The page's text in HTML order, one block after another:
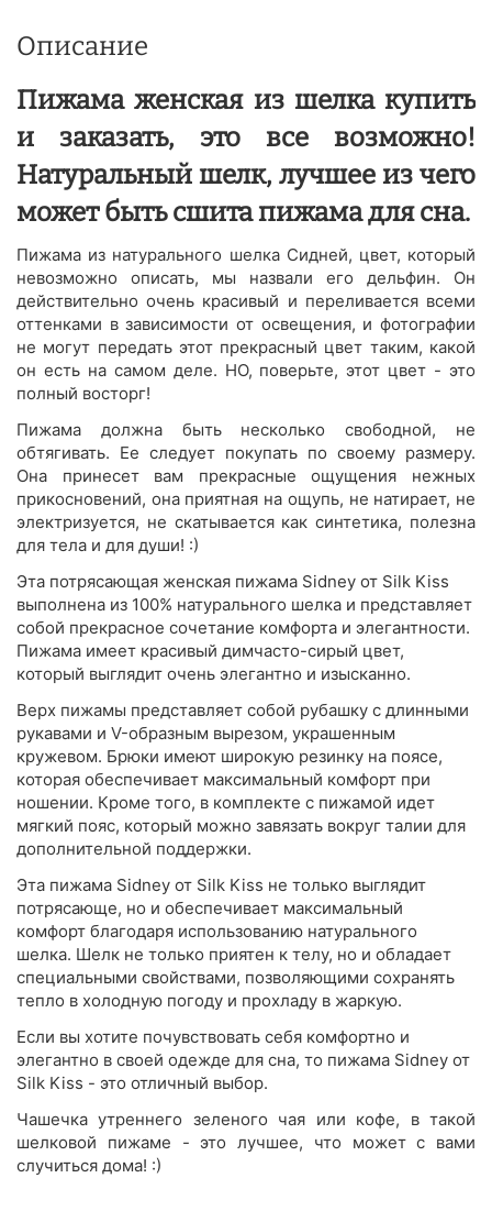
Описание
Пижама женская из шелка купить
и заказать, это все возможно!
Натуральный шелк, лучшее из чего
может быть сшита пижама для сна.
Пижама из натурального шелка Сидней, цвет, который
невозможно описать, мы назвали его дельфин. Он
действительно очень красивый и переливается всеми
оттенками в зависимости от освещения, и фотографии
не могут передать этот прекрасный цвет таким, какой
он есть на самом деле. НО, поверьте, этот цвет - это
полный восторг!
Пижама должна быть несколько свободной, не
обтягивать. Ее следует покупать по своему размеру.
Она принесет вам прекрасные ощущения нежных
прикосновений, она приятная на ощупь, не натирает, не
электризуется, не скатывается как синтетика, полезна
для тела и для души! :)
Эта потрясающая женская пижама Sidney от Silk Kiss
выполнена из 100% натурального шелка и представляет
собой прекрасное сочетание комфорта и элегантности.
Пижама имеет красивый димчасто-сирый цвет,
который выглядит очень элегантно и изысканно.
Верх пижамы представляет собой рубашку с длинными
рукавами и V-образным вырезом, украшенным
кружевом. Брюки имеют широкую резинку на поясе,
которая обеспечивает максимальный комфорт при
ношении. Кроме того, в комплекте с пижамой идет
мягкий пояс, который можно завязать вокруг талии для
дополнительной поддержки.
Эта пижама Sidney от Silk Kiss не только выглядит
потрясающе, но и обеспечивает максимальный
комфорт благодаря использованию натурального
шелка. Шелк не только приятен к телу, но и обладает
специальными свойствами, позволяющими сохранять
тепло в холодную погоду и прохладу в жаркую.
Если вы хотите почувствовать себя комфортно и
элегантно в своей одежде для сна, то пижама Sidney от
Silk Kiss - это отличный выбор.
Чашечка утреннего зеленого чая или кофе, в такой
шелковой пижаме - это лучшее, что может с вами
случиться дома! :)